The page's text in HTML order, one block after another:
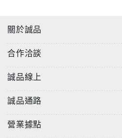
由畫畫所傳達出對臭B的愛，同
見證與記念。
aHsien的畫風，上色及線條都
不得不大嘆，現代社會除了劈腿
租屋書籤──又一封面創意展現
關於誠品
合作洽談
誠品線上
誠品通路
營業據點